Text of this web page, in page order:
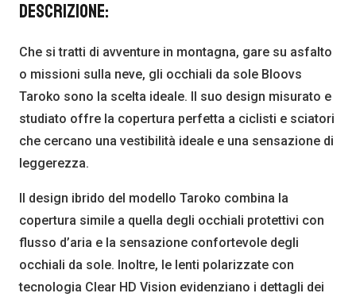
Descrizione:
Che si tratti di avventure in montagna, gare su asfalto
o missioni sulla neve, gli occhiali da sole Bloovs
Taroko sono la scelta ideale. Il suo design misurato e
studiato offre la copertura perfetta a ciclisti e sciatori
che cercano una vestibilità ideale e una sensazione di
leggerezza.
Il design ibrido del modello Taroko combina la
copertura simile a quella degli occhiali protettivi con
flusso d’aria e la sensazione confortevole degli
occhiali da sole. Inoltre, le lenti polarizzate con
tecnologia Clear HD Vision evidenziano i dettagli dei